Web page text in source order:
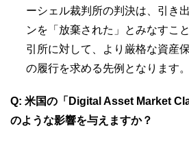
ーシェル裁判所の判決は、引き
ンを「放棄された」とみなすこ
引所に対して、より厳格な資産
の履行を求める先例となります。
Q: 米国の「Digital Asset Market
のような影響を与えますか？